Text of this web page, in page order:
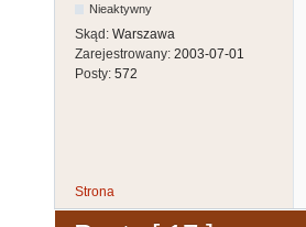
Nieaktywny
Skąd: Warszawa
Zarejestrowany: 2003-07-01
Posty: 572
Strona